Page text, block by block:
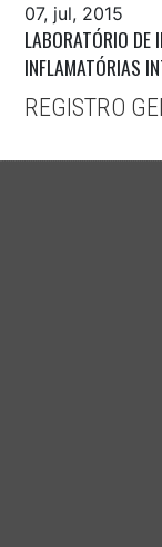
07, jul, 2015
LABORATÓRIO DE
INFLAMATÓRIAS
REGISTRO